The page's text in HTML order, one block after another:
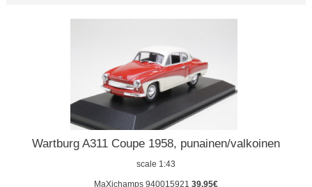
Wartburg A311 Coupe 1958, punainen/valkoinen
scale 1:43
MaXichamps 940015921 39,95€